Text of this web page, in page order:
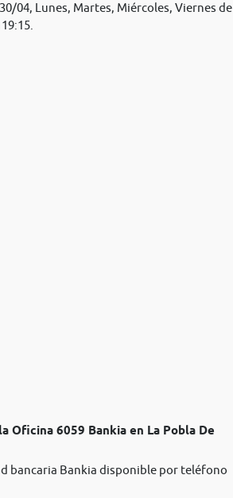
04, Lunes, Martes, Miércoles, Viernes de
6059 Bankia en La Pobla De
bancaria Bankia disponible por teléfono